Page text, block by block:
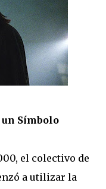
Símbolo
el colectivo de
a utilizar la